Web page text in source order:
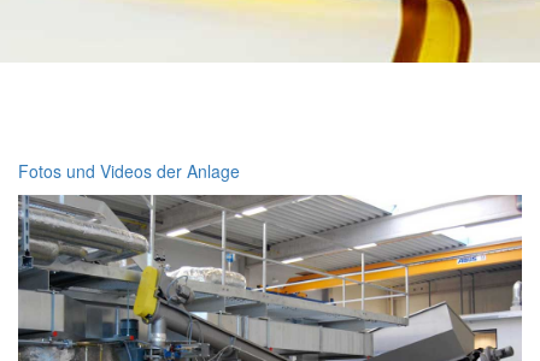
Fotos und Videos der Anlage